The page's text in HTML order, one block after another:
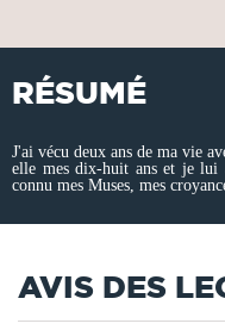
RÉSUMÉ
J'ai vécu deux ans de ma vie
elle mes dix-huit ans et je lui
connu mes Muses, mes
AVIS DES